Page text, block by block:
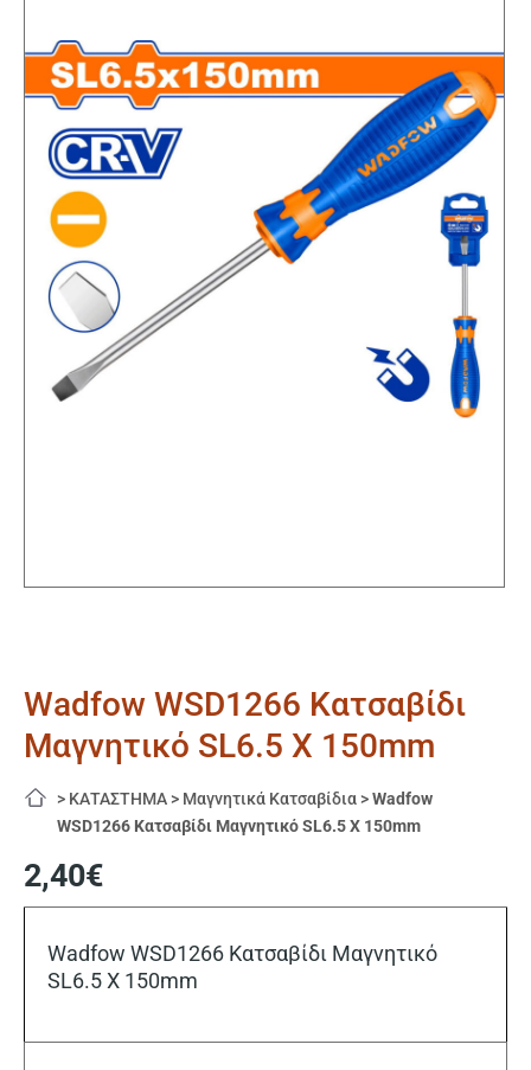
Wadfow WSD1266 Κατσαβίδι
Μαγνητικό SL6.5 X 150mm
> ΚΑΤΑΣΤΗΜΑ > Μαγνητικά Κατσαβίδια >Wadfow
WSD1266 Κατσαβίδι Μαγνητικό SL6.5 X 150mm
2,40€
Wadfow WSD1266 Κατσαβίδι Μαγνητικό
SL6.5 X 150mm